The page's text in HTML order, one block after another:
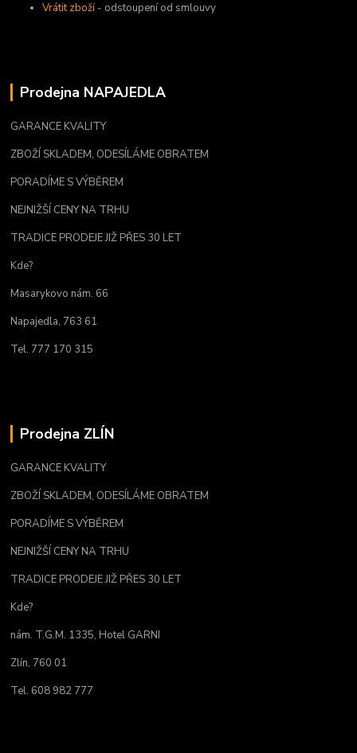
Vrátit zboží - odstoupení od smlouvy
Prodejna NAPAJEDLA
GARANCE KVALITY
ZBOŽÍ SKLADEM, ODESÍLÁME OBRATEM
PORADÍME S VÝBĚREM
NEJNIŽŠÍ CENY NA TRHU
TRADICE PRODEJE JIŽ PŘES 30 LET
Kde?
Masarykovo nám. 66
Napajedla, 763 61
Tel. 777 170 315
Prodejna ZLÍN
GARANCE KVALITY
ZBOŽÍ SKLADEM, ODESÍLÁME OBRATEM
PORADÍME S VÝBĚREM
NEJNIŽŠÍ CENY NA TRHU
TRADICE PRODEJE JIŽ PŘES 30 LET
Kde?
nám. T.G.M. 1335, Hotel GARNI
Zlín, 760 01
Tel. 608 982 777